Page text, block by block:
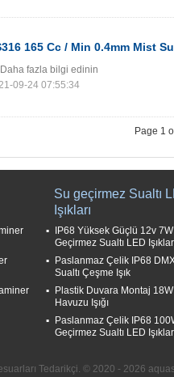
165 Cc / Min 0.4mm Mist
Daha fazla bilgi edinin
09-24 07:55:34
Page 1
Su geçirmez Sualtı
Işıkları
IP68 Yüksek Güçlü 12v
Geçirmez Sualtı LED
Paslanmaz Çelik IP68
Sualtı Çeşme Işık
Plastik Duvara Montaj
Havuzu Işığı
Paslanmaz Çelik IP68
Geçirmez Sualtı LED
Tedarikçi. © 2020 - 2026